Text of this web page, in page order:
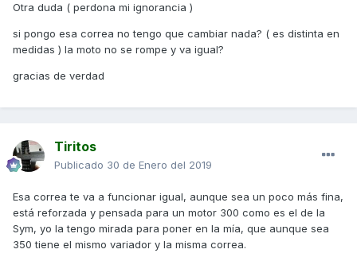
Otra duda ( perdona mi ignorancia )
si pongo esa correa no tengo que cambiar nada? ( es distinta en
medidas ) la moto no se rompe y va igual?
gracias de verdad
Tiritos
Publicado 30 de Enero del 2019
Esa correa te va a funcionar igual, aunque sea un poco más fina,
está reforzada y pensada para un motor 300 como es el de la
Sym, yo la tengo mirada para poner en la mía, que aunque sea
350 tiene el mismo variador y la misma correa.